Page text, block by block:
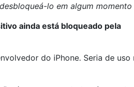
lo em algum momento
ainda está bloqueado pela
do iPhone. Seria de uso